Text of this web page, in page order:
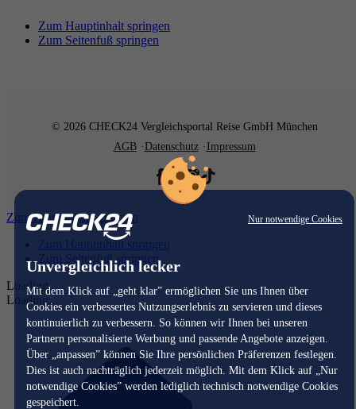
Nur notwendige Cookies
Unvergleichlich lecker
Mit dem Klick auf „geht klar” ermöglichen Sie uns Ihnen über
Cookies ein verbessertes Nutzungserlebnis zu servieren und dieses
kontinuierlich zu verbessern. So können wir Ihnen bei unseren
Partnern personalisierte Werbung und passende Angebote anzeigen.
Über „anpassen” können Sie Ihre persönlichen Präferenzen festlegen.
Dies ist auch nachträglich jederzeit möglich. Mit dem Klick auf „Nur
notwendige Cookies” werden lediglich technisch notwendige Cookies
gespeichert.
Zum Hauptinhalt springen
Zum Seitenfuß springen
© 2026 CHECK24 Vergleichsportal Reise GmbH München
AGB
Datenschutz Impressum
Zum Hauptinhalt springen
Zum Hauptinhalt springen
Zum Seitenfuß springen
Loading...
Loading...